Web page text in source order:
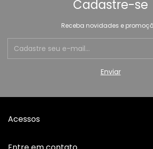
Cadastre-se
Receba novidades e
Acessos